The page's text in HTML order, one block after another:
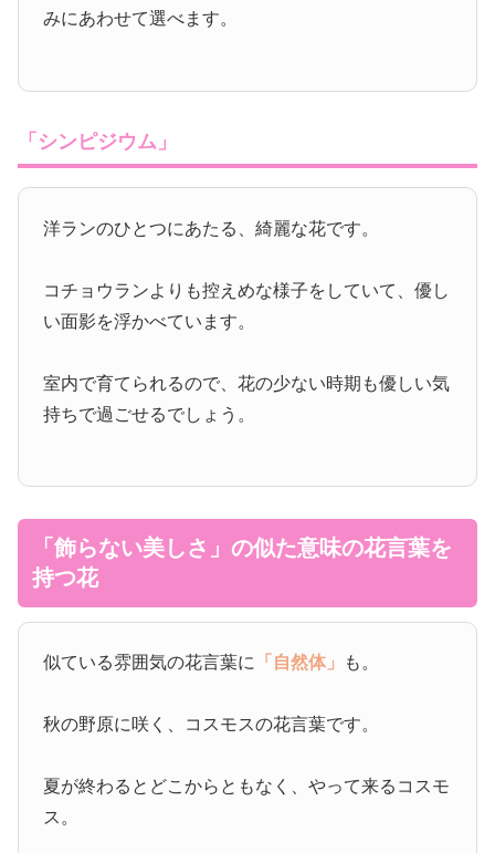
みにあわせて選べます。
「シンピジウム」
洋ランのひとつにあたる、綺麗な花です。
コチョウランよりも控えめな様子をしていて、優し
い面影を浮かべています。
室内で育てられるので、花の少ない時期も優しい気
持ちで過ごせるでしょう。
「飾らない美しさ」の似た意味の花言葉を
持つ花
似ている雰囲気の花言葉に 「自然体」 も。
秋の野原に咲く、コスモスの花言葉です。
夏が終わるとどこからともなく、やって来るコスモ
ス。